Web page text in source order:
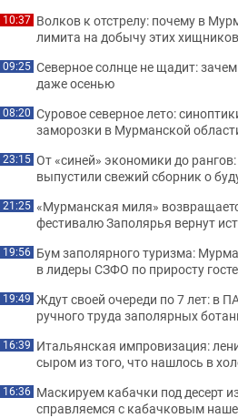
10:37 Волков к отстрелу: почему в
лимита на добычу этих
09:25 Северное солнце не щадит:
даже осенью
08:20 Суровое северное лето:
заморозки в Мурманской
23:15 От «синей» экономики до
выпустили свежий сборник о
21:25 «Мурманская миля»
фестивалю Заполярья вернут
19:56 Бум заполярного туризма:
в лидеры СЗФО по приросту
19:49 Ждут своей очереди по 7 лет: в
ручного труда заполярных
16:39 Итальянская импровизация:
сыром из того, что нашлось в
16:36 Маскируем кабачки под десерт
справляемся с кабачковым